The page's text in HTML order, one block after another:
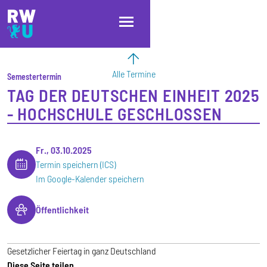
Direkt zum Inhalt
Direkt zur Hauptnavigation
Direkt zum Fußbereich
Alle Termine
Semestertermin
TAG DER DEUTSCHEN EINHEIT 2025
- HOCHSCHULE GESCHLOSSEN
Fr., 03.10.2025
Termin speichern (ICS)
Im Google-Kalender speichern
Öffentlichkeit
Gesetzlicher Feiertag in ganz Deutschland